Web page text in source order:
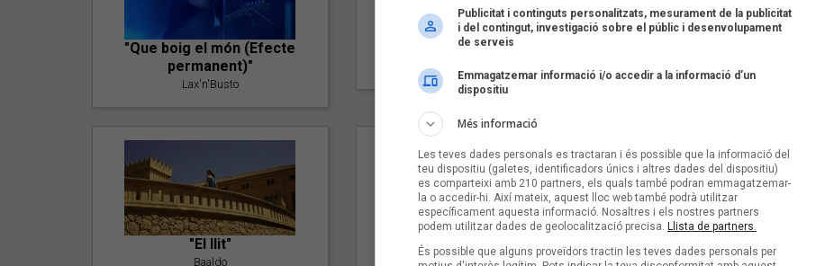
"Que boig el món (Efecte
permanent)"
Lax'n'Busto
"Amb tu"
"Postlude To A Kiss"
Goran Levi
"El llit"
Baaldo
"Lo bueno y lo malo"
Carmen y María
"Posidònia"
Pep Álvarez amb Joan Muntaner
Publicitat i continguts personalitzats, mesurament de la publicitat
i del contingut, investigació sobre el públic i desenvolupament
de serveis
Emmagatzemar informació i/o accedir a la informació d’un
dispositiu
Més informació
Les teves dades personals es tractaran i és possible que la informació del
teu dispositiu (galetes, identificadors únics i altres dades del dispositiu)
es comparteixi amb 210 partners, els quals també podran emmagatzemar-
la o accedir-hi. Així mateix, aquest lloc web també podrà utilitzar
específicament aquesta informació. Nosaltres i els nostres partners
podem utilitzar dades de geolocalització precisa. Llista de partners.
És possible que alguns proveïdors tractin les teves dades personals per